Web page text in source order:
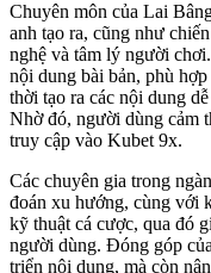
Chuyên môn của Lai
anh tạo ra, cũng như
nghệ và tâm lý người
nội dung bài bản, phù
thời tạo ra các nội dung
Nhờ đó, người dùng cảm
truy cập vào Kubet 9x.
Các chuyên gia trong
đoán xu hướng, cùng với
kỹ thuật cá cược, qua đó
người dùng. Đóng góp
triển nội dung, mà còn